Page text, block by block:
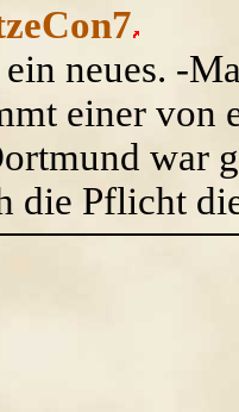
neues. -
einer von
war
die Pflicht